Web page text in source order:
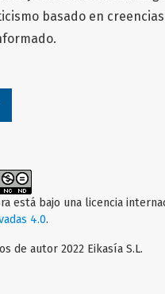
basado en
está bajo una licencia
4.0.
de autor 2022 Eikasía S.L.